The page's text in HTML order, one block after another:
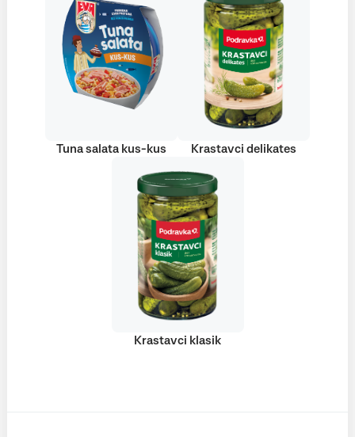
Tuna salata kus-kus Krastavci delikates
Krastavci klasik